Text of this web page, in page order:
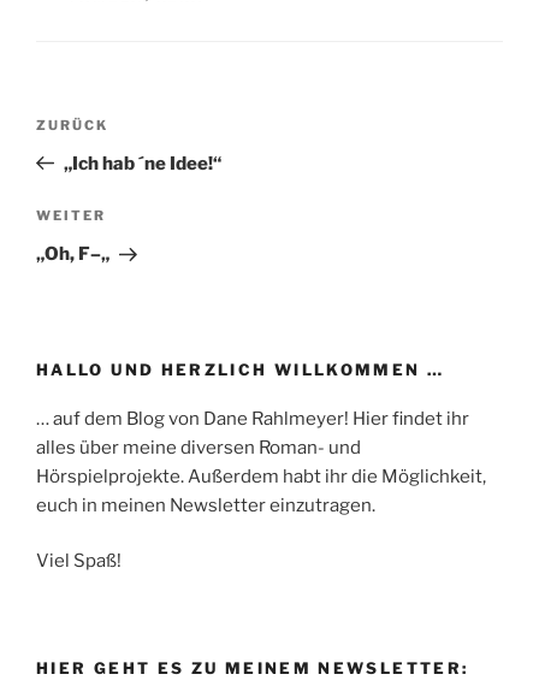
Beitragsnavigation
Vorheriger
Beitrag
ZURÜCK
„Ich hab ´ne Idee!“
Nächster
Beitrag
WEITER
„Oh, F–„
HALLO UND HERZLICH WILLKOMMEN …
… auf dem Blog von Dane Rahlmeyer! Hier findet ihr
alles über meine diversen Roman- und
Hörspielprojekte. Außerdem habt ihr die Möglichkeit,
euch in meinen Newsletter einzutragen.
Viel Spaß!
HIER GEHT ES ZU MEINEM NEWSLETTER: